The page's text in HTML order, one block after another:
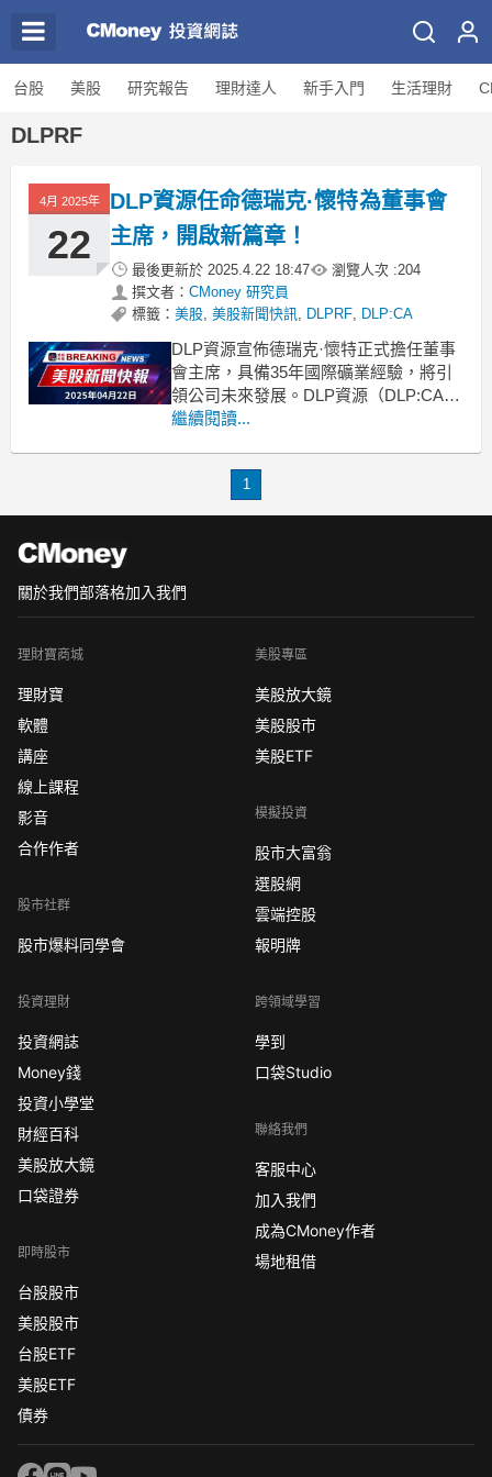
台股 美股 研究報告 理財達人 新手入門 生活理財
DLPRF
4月 2025年
22
DLP資源任命德瑞克·懷特為董事會
主席，開啟新篇章！
最後更新於 2025.4.22 18:47 瀏覽人次 :204
撰文者： CMoney 研究員
標籤： 美股, 美股新聞快訊, DLPRF, DLP:CA
DLP資源宣佈德瑞克·懷特正式擔任董事
會主席，具備35年國際礦業經驗，將引
領公司未來發展。DLP資源（DLP:CA）
（OTCQB:DLPRF）近日宣佈，德瑞克·
已作為顧問協助企業運營多年。他在多
繼續閱讀...
1
關於我們部落格加入我們
理財寶商城
理財寶
軟體
講座
線上課程
影音
合作作者
股市社群
股市爆料同學會
投資理財
投資網誌
Money錢
投資小學堂
財經百科
美股放大鏡
口袋證券
即時股市
台股股市
美股股市
台股ETF
美股ETF
債券
美股專區
美股放大鏡
美股股市
美股ETF
模擬投資
股市大富翁
選股網
雲端控股
報明牌
跨領域學習
學到
口袋Studio
聯絡我們
客服中心
加入我們
成為CMoney作者
場地租借